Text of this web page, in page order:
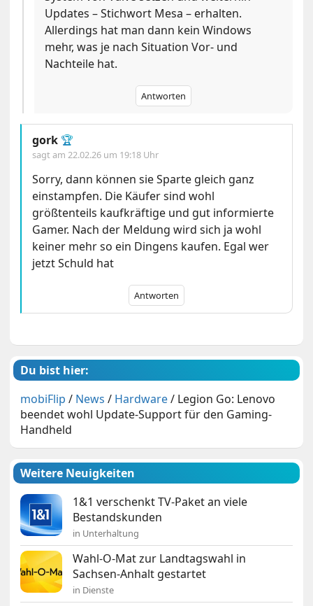
Updates – Stichwort Mesa – erhalten.
Allerdings hat man dann kein Windows
mehr, was je nach Situation Vor- und
Nachteile hat.
Antworten
gork 🏆
sagt am22.02.26 um 19:18 Uhr
Sorry, dann können sie Sparte gleich ganz
einstampfen. Die Käufer sind wohl
größtenteils kaufkräftige und gut informierte
Gamer. Nach der Meldung wird sich ja wohl
keiner mehr so ein Dingens kaufen. Egal wer
jetzt Schuld hat
Antworten
Du bist hier:
mobiFlip / News / Hardware/ Legion Go: Lenovo
beendet wohl Update-Support für den Gaming-
Handheld
Weitere Neuigkeiten
1&1 verschenkt TV-Paket an viele
Bestandskunden
in Unterhaltung
Wahl-O-Mat zur Landtagswahl in
Sachsen-Anhalt gestartet
in Dienste